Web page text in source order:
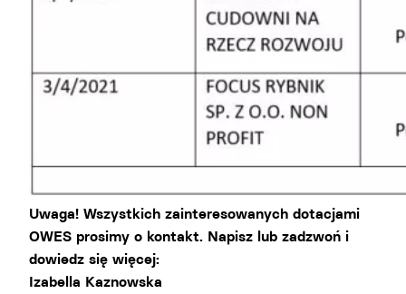
Uwaga! Wszystkich zainteresowanych dotacjami
OWES prosimy o kontakt. Napisz lub zadzwoń i
dowiedz się więcej:
Izabella Kaznowska